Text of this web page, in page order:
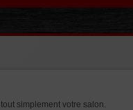
simplement votre salon.